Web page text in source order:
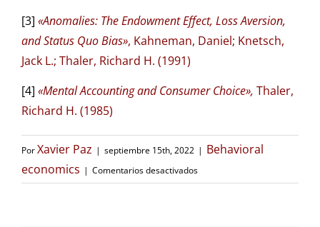
[3] «Anomalies: The Endowment Effect, Loss Aversion,
and Status Quo Bias», Kahneman, Daniel; Knetsch,
Jack L.; Thaler, Richard H. (1991)
[4] «Mental Accounting and Consumer Choice», Thaler,
Richard H. (1985)
PorXavier Paz | septiembre 15th, 2022 | Behavioral
economics | Comentarios desactivadosPor
qué